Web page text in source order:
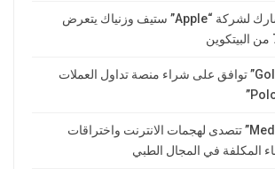
المؤسس المشارك لشركة “Apple” ستيف وزنياك يتعرض
شركة “Goldman” توافق على شراء منصة تداول العملات
منصة “MediChain” تتصدى لهجمات الانترنت واختراقات
المكلفة في المجال الطبي